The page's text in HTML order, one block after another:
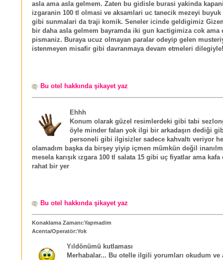
asla ama asla gelmem. Zaten bu gidisle burasi yakinda
izgaranin 100 tl olmasi ve aksamlari uc tanecik mezeyi
gibi sunmalari da traji komik. Seneler icinde geldigimiz
bir daha asla gelmem bayramda iki gun kactigimiza cok ama
pismaniz. Buraya ucuz olmayan paralar odeyip gelen
istenmeyen misafir gibi davranmaya devam etmeleri dilegiyle!
Bu otel hakkında şikayet yaz
Ehhh
Konum olarak güzel resimlerdeki gibi tabi
öyle minder falan yok ilgi bir arkadaşın dediği
personeli gibi ilgisizler sadece kahvaltı veriyor
olamadım başka da birşey yiyip içmen mümkün değil
mesela karışık ızgara 100 tl salata 15 gibi uç fiyatlar ama
rahat bir yer
Bu otel hakkında şikayet yaz
Konaklama Zamanı:Yapmadim
Acenta/Operatör:Yok
Yıldönümü kutlaması
Merhabalar... Bu otelle ilgili yorumları okudum ve